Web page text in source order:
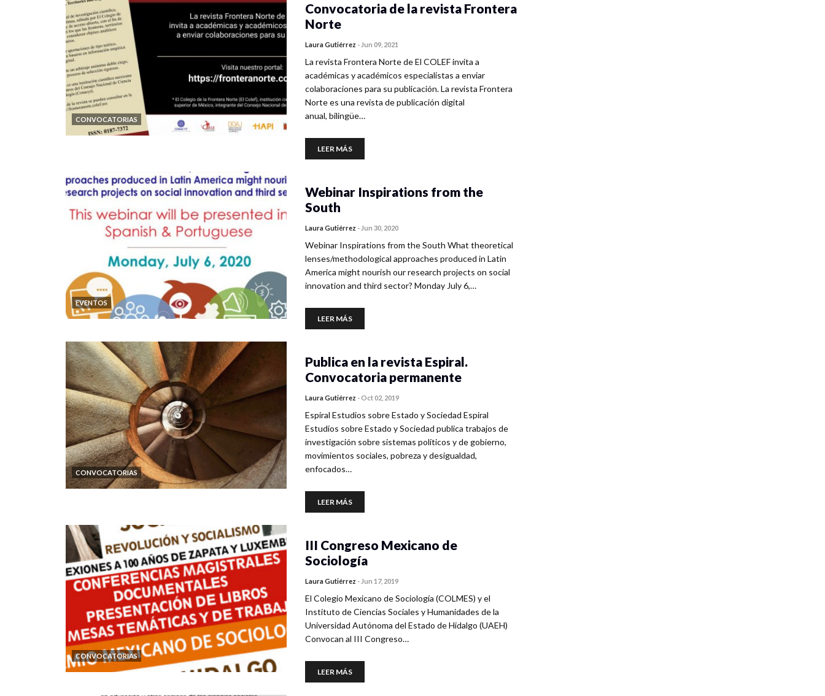
CONVOCATORIAS
Convocatoria de la revista Frontera
Norte
Laura Gutiérrez - Jun 09, 2021
La revista Frontera Norte de El COLEF invita a
académicas y académicos especialistas a enviar
colaboraciones para su publicación. La revista Frontera
Norte es una revista de publicación digital
anual, bilingüe…
LEER MÁS
EVENTOS
Webinar Inspirations from the
South
Laura Gutiérrez - Jun 30, 2020
Webinar Inspirations from the South What theoretical
lenses/methodological approaches produced in Latin
America might nourish our research projects on social
innovation and third sector? Monday July 6,…
LEER MÁS
CONVOCATORIAS
Publica en la revista Espiral.
Convocatoria permanente
Laura Gutiérrez -Oct 02, 2019
Espiral Estudios sobre Estado y Sociedad Espiral
Estudios sobre Estado y Sociedad publica trabajos de
investigación sobre sistemas políticos y de gobierno,
movimientos sociales, pobreza y desigualdad,
enfocados…
LEER MÁS
CONVOCATORIAS
III Congreso Mexicano de
Sociología
Laura Gutiérrez - Jun 17, 2019
El Colegio Mexicano de Sociología (COLMES) y el
Instituto de Ciencias Sociales y Humanidades de la
Universidad Autónoma del Estado de Hidalgo (UAEH)
Convocan al III Congreso…
LEER MÁS